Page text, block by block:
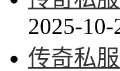
2025-10-
传奇私